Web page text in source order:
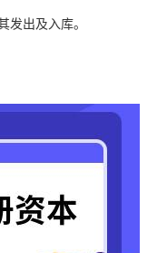
发出及入库。